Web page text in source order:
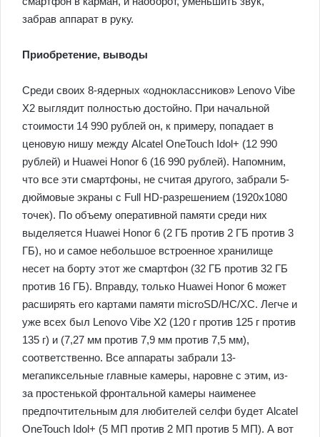
забрав аппарат в руку.
Приобретение, выводы
Среди своих 8-ядерных «одноклассников» Lenovo Vibe
X2 выглядит полностью достойно. При начальной
стоимости 14 990 рублей он, к примеру, попадает в
ценовую нишу между Alcatel OneTouch Idol+ (12 990
рублей) и Huawei Honor 6 (16 990 рублей). Напомним,
что все эти смартфоны, не считая другого, забрали 5-
дюймовые экраны с Full HD-разрешением (1920х1080
точек). По объему оперативной памяти среди них
выделяется Huawei Honor 6 (2 ГБ против 2 ГБ против 3
ГБ), но и самое небольшое встроенное хранилище
несет на борту этот же смартфон (32 ГБ против 32 ГБ
против 16 ГБ). Вправду, только Huawei Honor 6 может
расширять его картами памяти microSD/HC/XC. Легче и
уже всех был Lenovo Vibe X2 (120 г против 125 г против
135 г) и (7,27 мм против 7,9 мм против 7,5 мм),
соответственно. Все аппараты забрали 13-
мегапиксельные главные камеры, наровне с этим, из-
за простенькой фронтальной камеры наименее
предпочтительным для любителей селфи будет Alcatel
OneTouch Idol+ (5 МП против 2 МП против 5 МП). А вот